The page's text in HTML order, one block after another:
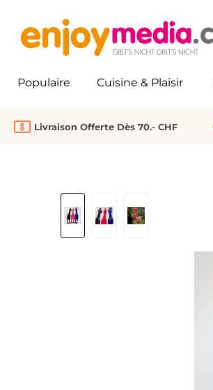
Populaire Cuisine & Plaisir
Livraison Offerte Dès 70.- CHF
Ignorer la galerie d'images